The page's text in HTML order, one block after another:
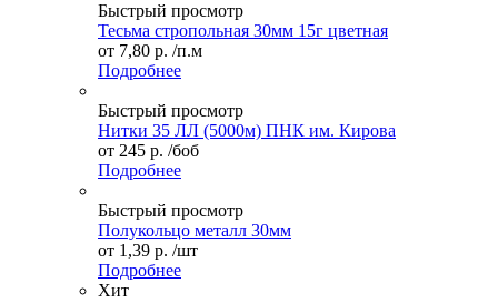
Быстрый просмотр
Тесьма стропольная 30мм 15г цветная
от 7,80 р. /п.м
Подробнее
Быстрый просмотр
Нитки 35 ЛЛ (5000м) ПНК им. Кирова
от 245 р. /боб
Подробнее
Быстрый просмотр
Полукольцо металл 30мм
от 1,39 р. /шт
Подробнее
Хит